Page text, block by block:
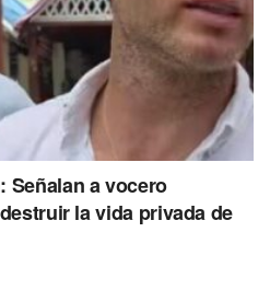
Sefiplan
Señalan a vocero
la vida privada de